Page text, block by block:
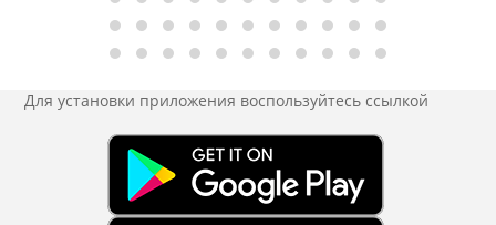
Для установки приложения воспользуйтесь ссылкой